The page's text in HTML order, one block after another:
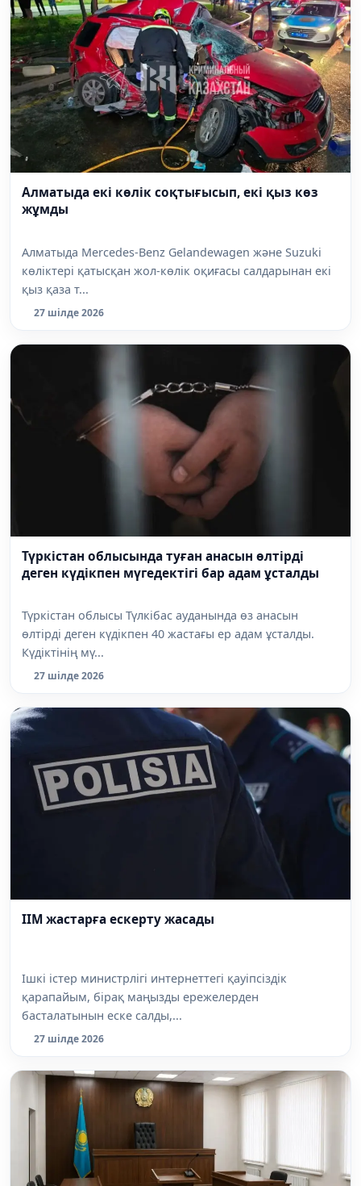
Алматыда екі көлік соқтығысып, екі қыз көз
жұмды
Алматыда Mercedes-Benz Gelandewagen және Suzuki
көліктері қатысқан жол-көлік оқиғасы салдарынан екі
қыз қаза т...
27 шілде 2026
Түркістан облысында туған анасын өлтірді
деген күдікпен мүгедектігі бар адам ұсталды
Түркістан облысы Түлкібас ауданында өз анасын
өлтірді деген күдікпен 40 жастағы ер адам ұсталды.
Күдіктінің мү...
27 шілде 2026
ІІМ жастарға ескерту жасады
Ішкі істер министрлігі интернеттегі қауіпсіздік
қарапайым, бірақ маңызды ережелерден
басталатынын еске салды,...
27 шілде 2026